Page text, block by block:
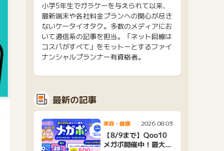
小学5年生でガラケーを与えられて以来、
最新端末や各社料金プランへの関心が尽き
ないケータイオタク。多数のメディアにお
いて通信系の記事を担当。「ネット回線は
コスパがすべて」をモットーとするファイ
ナンシャルプランナー有資格者。
最新の記事
美容・健康 2026.08.03
【8/9まで】Qoo10
メガポ開催中！最大